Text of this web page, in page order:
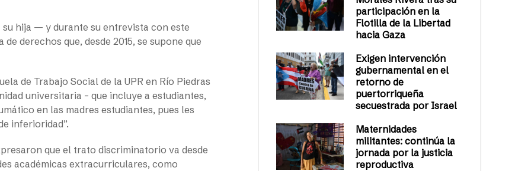
hija — y durante su entrevista con este
derechos que, desde 2015, se supone que
de Trabajo Social de la UPR en Río Piedras
universitaria – que incluye a estudiantes,
en las madres estudiantes, pues les
inferioridad”.
que el trato discriminatorio va desde
académicas extracurriculares, como
participación en la
Flotilla de la Libertad
hacia Gaza
Exigen intervención
gubernamental en el
retorno de
puertorriqueña
secuestrada por Israel
Maternidades
militantes: continúa la
jornada por la justicia
reproductiva